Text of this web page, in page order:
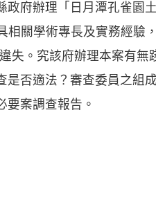
府辦理「日月潭孔雀園
相關學術專長及實務經驗
失。究該府辦理本案有無
否適法？審查委員之組
要案調查報告。